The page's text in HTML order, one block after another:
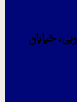
خیابان